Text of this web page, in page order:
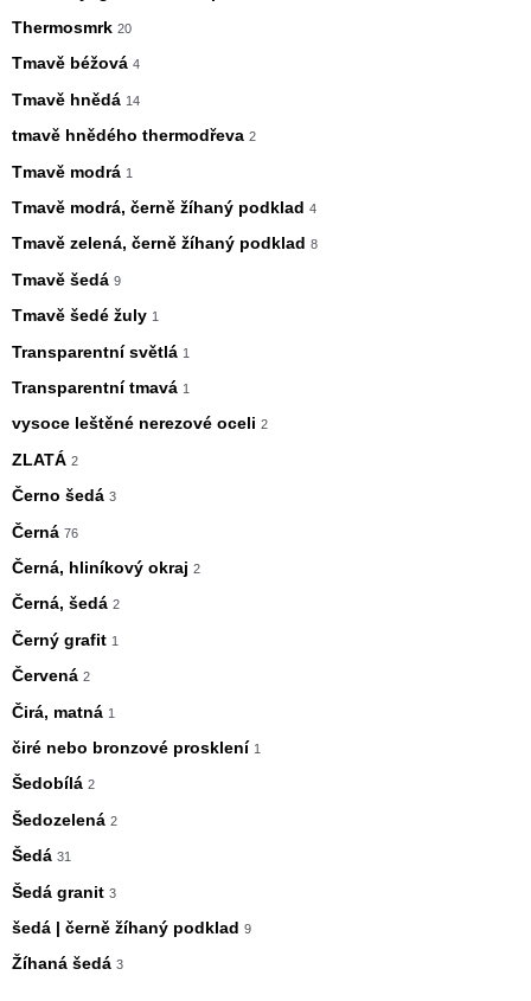
Thermosmrk 20
Tmavě béžová 4
Tmavě hnědá 14
tmavě hnědého thermodřeva 2
Tmavě modrá 1
Tmavě modrá, černě žíhaný podklad 4
Tmavě zelená, černě žíhaný podklad 8
Tmavě šedá 9
Tmavě šedé žuly 1
Transparentní světlá 1
Transparentní tmavá 1
vysoce leštěné nerezové oceli 2
ZLATÁ 2
Černo šedá 3
Černá 76
Černá, hliníkový okraj 2
Černá, šedá 2
Černý grafit 1
Červená 2
Čirá, matná 1
čiré nebo bronzové prosklení 1
Šedobílá 2
Šedozelená 2
Šedá 31
Šedá granit 3
šedá | černě žíhaný podklad 9
Žíhaná šedá 3